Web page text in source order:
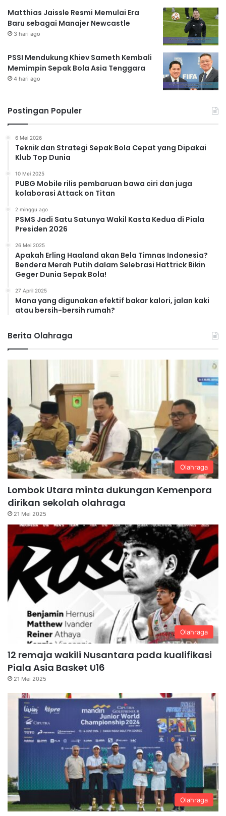
Matthias Jaissle Resmi Memulai Era
Baru sebagai Manajer Newcastle
3 hari ago
PSSI Mendukung Khiev Sameth Kembali
Memimpin Sepak Bola Asia Tenggara
4 hari ago
Postingan Populer
6 Mei 2026
Teknik dan Strategi Sepak Bola Cepat yang Dipakai
Klub Top Dunia
10 Mei 2025
PUBG Mobile rilis pembaruan bawa ciri dan juga
kolaborasi Attack on Titan
2 minggu ago
PSMS Jadi Satu Satunya Wakil Kasta Kedua di Piala
Presiden 2026
26 Mei 2025
Apakah Erling Haaland akan Bela Timnas Indonesia?
Bendera Merah Putih dalam Selebrasi Hattrick Bikin
Geger Dunia Sepak Bola!
27 April 2025
Mana yang digunakan efektif bakar kalori, jalan kaki
atau bersih-bersih rumah?
Berita Olahraga
Olahraga
Lombok Utara minta dukungan Kemenpora
dirikan sekolah olahraga
21 Mei 2025
Olahraga
12 remaja wakili Nusantara pada kualifikasi
Piala Asia Basket U16
21 Mei 2025
Olahraga